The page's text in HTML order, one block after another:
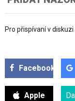
Pro přispívaní v
Facebook
Apple